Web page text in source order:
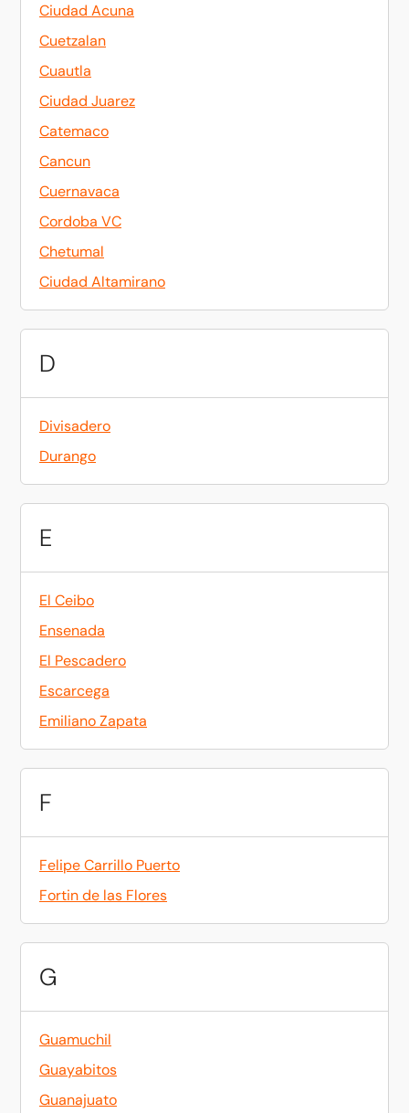
Ciudad Acuna
Cuetzalan
Cuautla
Ciudad Juarez
Catemaco
Cancun
Cuernavaca
Cordoba VC
Chetumal
Ciudad Altamirano
D
Divisadero
Durango
E
El Ceibo
Ensenada
El Pescadero
Escarcega
Emiliano Zapata
F
Felipe Carrillo Puerto
Fortin de las Flores
G
Guamuchil
Guayabitos
Guanajuato